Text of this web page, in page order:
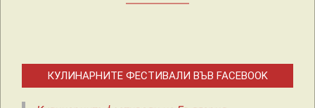
КУЛИНАРНИТЕ ФЕСТИВАЛИ ВЪВ FACEBOOK